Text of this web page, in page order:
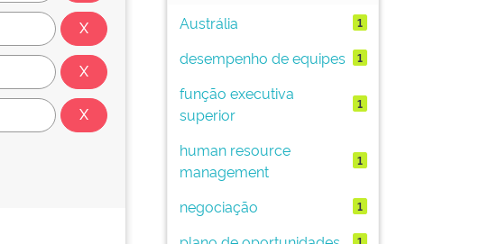
Austrália
1
desempenho de equipes 1
função executiva
superior
1
human resource
management
1
negociação 1
1